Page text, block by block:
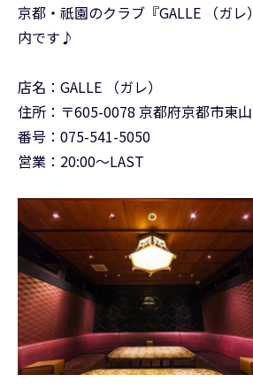
京都・祇園のクラブ『GALLE （ガ
内です♪
店名：GALLE （ガレ）
住所：〒605-0078 京都府京都市東
番号：075-541-5050
営業：20:00～LAST